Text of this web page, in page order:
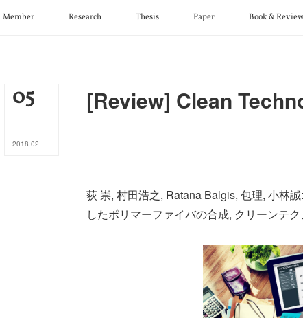
Member Research Thesis Paper Book &
05
2018.02
[Review] Clean
荻 崇, 村田浩之, Ratana Balgis, 包理, 小林
したポリマーファイバの合成, クリーンテ